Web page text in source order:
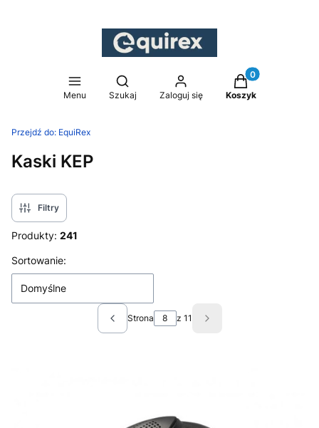
Menu
Otwórz wyszukiwarkę
Szukaj Zaloguj się
Produkty w
Koszyk
Przejdź do: EquiRex
Kaski KEP
Filtry
Produkty: 241
Lista produktów
Sortowanie:
Domyślne
Poprzednie produkty
Strona z 11 Następne produkty